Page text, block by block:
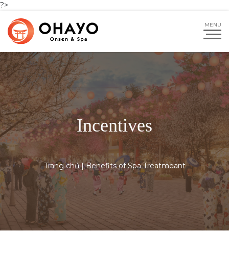
?>
Incentives
Trang chủ|Benefits of Spa Treatmeant